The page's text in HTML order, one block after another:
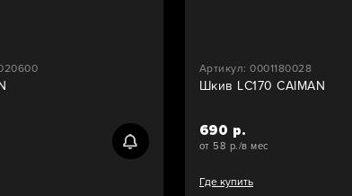
Артикул: 0001180028
Шкив LC170 CAIMAN
690 р.
от 58 р./в мес
Где купить